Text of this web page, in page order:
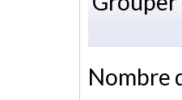
Nombre